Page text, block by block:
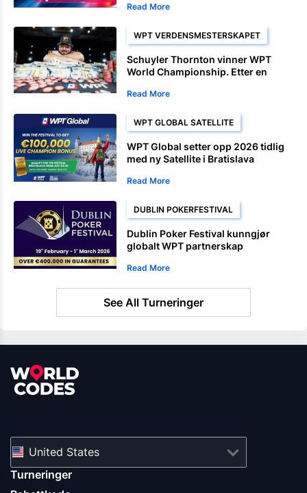
Read More
WPT VERDENSMESTERSKAPET
Schuyler Thornton vinner WPT
World Championship. Etter en
Read More
WPT GLOBAL SATELLITE
WPT Global setter opp 2026 tidlig
med ny Satellite i Bratislava
Read More
DUBLIN POKERFESTIVAL
Dublin Poker Festival kunngjør
globalt WPT partnerskap
Read More
See All Turneringer
United States
Turneringer